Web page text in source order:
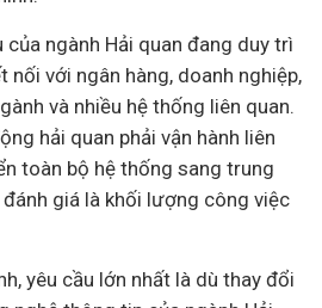
ngành Hải quan đang duy trì
với ngân hàng, doanh nghiệp,
và nhiều hệ thống liên quan.
hải quan phải vận hành liên
toàn bộ hệ thống sang trung
giá là khối lượng công việc
yêu cầu lớn nhất là dù thay đổi